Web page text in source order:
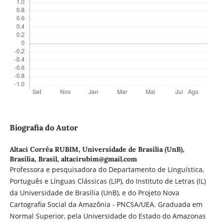
Biografia do Autor
Altaci Corrêa RUBIM, Universidade de Brasília (UnB),
Brasília, Brasil, altacirubim@gmail.com
Professora e pesquisadora do Departamento de Linguística,
Português e Línguas Clássicas (LIP), do Instituto de Letras (IL)
da Universidade de Brasília (UnB), e do Projeto Nova
Cartografia Social da Amazônia - PNCSA/UEA. Graduada em
Normal Superior, pela Universidade do Estado do Amazonas